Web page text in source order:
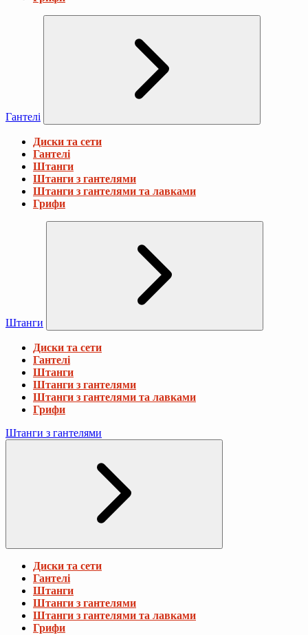
Гантелі
Диски та сети
Гантелі
Штанги
Штанги з гантелями
Штанги з гантелями та лавками
Грифи
Штанги
Диски та сети
Гантелі
Штанги
Штанги з гантелями
Штанги з гантелями та лавками
Грифи
Штанги з гантелями
Диски та сети
Гантелі
Штанги
Штанги з гантелями
Штанги з гантелями та лавками
Грифи